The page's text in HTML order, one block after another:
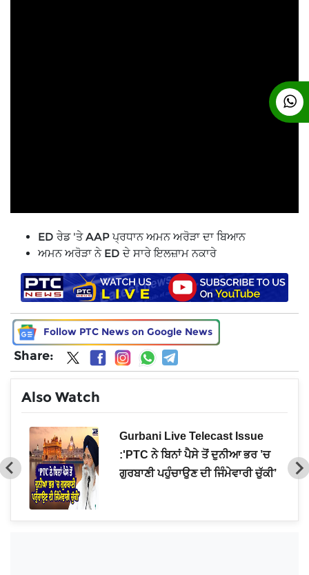
ED ਰੇਡ 'ਤੇ AAP ਪ੍ਰਧਾਨ ਅਮਨ ਅਰੋੜਾ ਦਾ ਬਿਆਨ
ਅਮਨ ਅਰੋੜਾ ਨੇ ED ਦੇ ਸਾਰੇ ਇਲਜ਼ਾਮ ਨਕਾਰੇ
Follow PTC News on Google News
Share:
Also Watch
Gurbani Live Telecast Issue
:'PTC ਨੇ ਬਿਨਾਂ ਪੈਸੇ ਤੋਂ ਦੁਨੀਆ ਭਰ ’ਚ
ਗੁਰਬਾਣੀ ਪਹੁੰਚਾਉਣ ਦੀ ਜਿੰਮੇਵਾਰੀ ਚੁੱਕੀ’